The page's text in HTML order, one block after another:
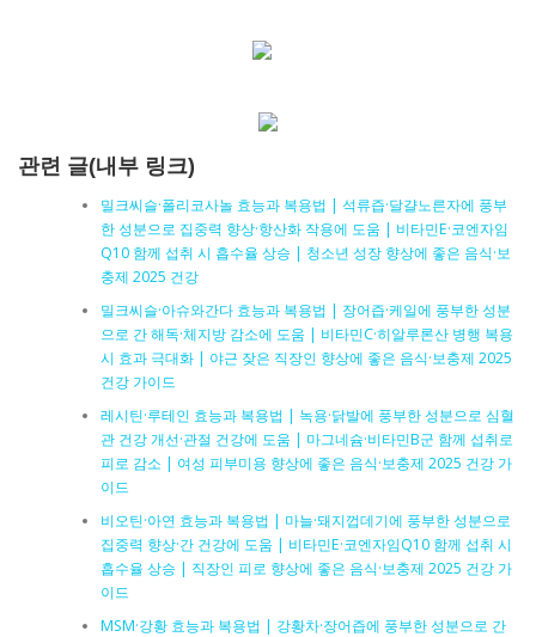
관련 글(내부 링크)
밀크씨슬·폴리코사놀 효능과 복용법 | 석류즙·달걀노른자에 풍부
한 성분으로 집중력 향상·항산화 작용에 도움 | 비타민E·코엔자임
Q10 함께 섭취 시 흡수율 상승 | 청소년 성장 향상에 좋은 음식·보
충제 2025 건강
밀크씨슬·아슈와간다 효능과 복용법 | 장어즙·케일에 풍부한 성분
으로 간 해독·체지방 감소에 도움 | 비타민C·히알루론산 병행 복용
시 효과 극대화 | 야근 잦은 직장인 향상에 좋은 음식·보충제 2025
건강 가이드
레시틴·루테인 효능과 복용법 | 녹용·닭발에 풍부한 성분으로 심혈
관 건강 개선·관절 건강에 도움 | 마그네슘·비타민B군 함께 섭취로
피로 감소 | 여성 피부미용 향상에 좋은 음식·보충제 2025 건강 가
이드
비오틴·아연 효능과 복용법 | 마늘·돼지껍데기에 풍부한 성분으로
집중력 향상·간 건강에 도움 | 비타민E·코엔자임Q10 함께 섭취 시
흡수율 상승 | 직장인 피로 향상에 좋은 음식·보충제 2025 건강 가
이드
MSM·강황 효능과 복용법 | 강황차·장어즙에 풍부한 성분으로 간